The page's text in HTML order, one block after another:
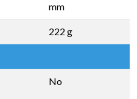
mm
222 g
No